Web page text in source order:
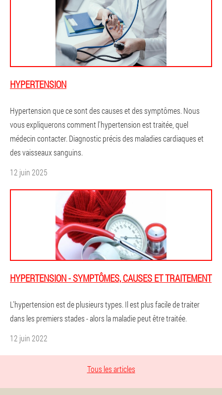
HYPERTENSION
Hypertension que ce sont des causes et des symptômes. Nous
vous expliquerons comment l'hypertension est traitée, quel
médecin contacter. Diagnostic précis des maladies cardiaques et
des vaisseaux sanguins.
12 juin 2025
HYPERTENSION - SYMPTÔMES, CAUSES ET TRAITEMENT
L'hypertension est de plusieurs types. Il est plus facile de traiter
dans les premiers stades - alors la maladie peut être traitée.
12 juin 2022
Tous les articles